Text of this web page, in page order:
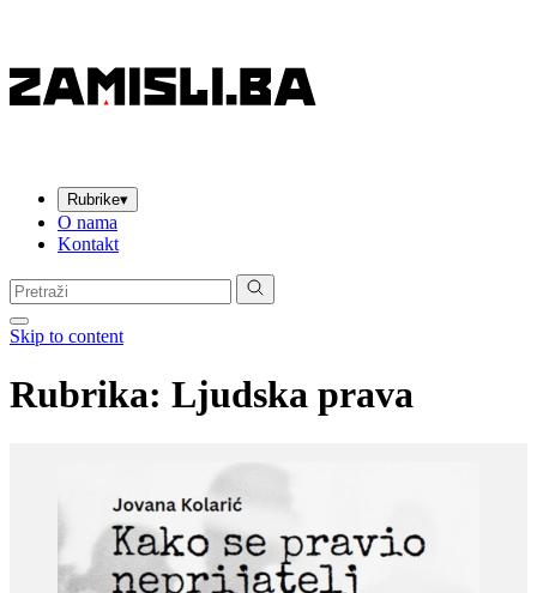
Rubrike▾
O nama
Kontakt
Pretraga:
Skip to content
Rubrika: Ljudska prava